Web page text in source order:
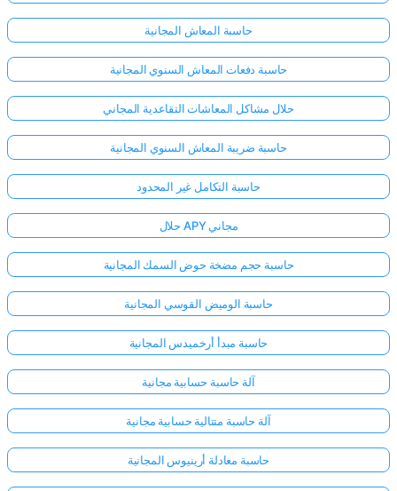
حاسبة المعاش المجانية
حاسبة دفعات المعاش السنوي المجانية
حلال مشاكل المعاشات التقاعدية المجاني
حاسبة ضريبة المعاش السنوي المجانية
حاسبة التكامل غير المحدود
حلال APY مجاني
حاسبة حجم مضخة حوض السمك المجانية
حاسبة الوميض القوسي المجانية
حاسبة مبدأ أرخميدس المجانية
آلة حاسبة حسابية مجانية
آلة حاسبة متتالية حسابية مجانية
حاسبة معادلة أرينيوس المجانية